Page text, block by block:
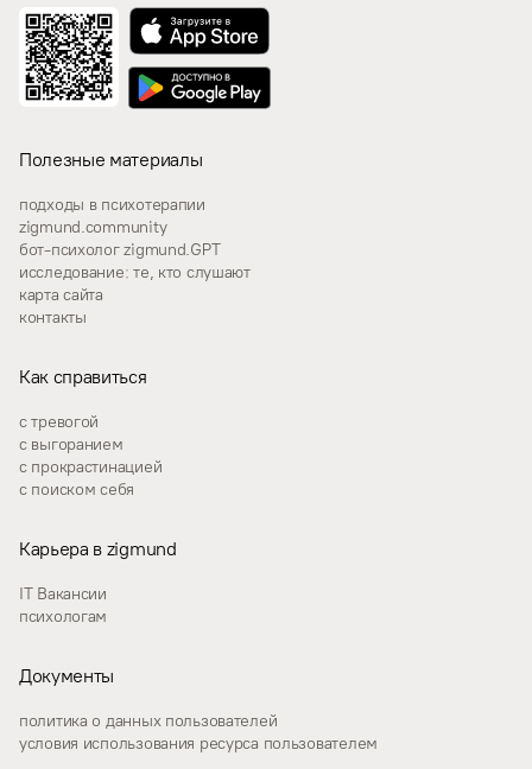
Полезные материалы
подходы в психотерапии
zigmund.community
бот-психолог zigmund.GPT
исследование: те, кто слушают
карта сайта
контакты
Как справиться
с тревогой
с выгоранием
с прокрастинацией
с поиском себя
Карьера в zigmund
IT Вакансии
психологам
Документы
политика о данных пользователей
условия использования ресурса пользователем